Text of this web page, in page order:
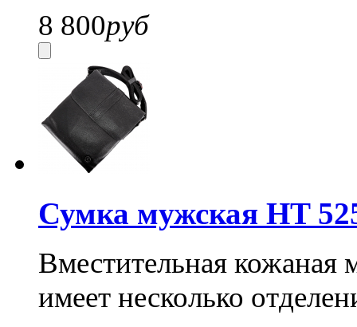
8 800руб
Сумка мужская HT
Вместительная кожаная
имеет несколько